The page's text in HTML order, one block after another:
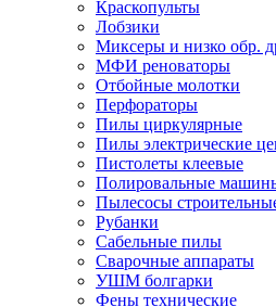
Краскопульты
Лобзики
Миксеры и низко обр.
МФИ реноваторы
Отбойные молотки
Перфораторы
Пилы циркулярные
Пилы электрические
Пистолеты клеевые
Полировальные
Пылесосы
Рубанки
Сабельные пилы
Сварочные аппараты
УШМ болгарки
Фены технические